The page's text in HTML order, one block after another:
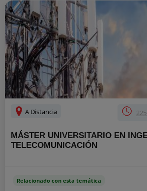
A Distancia
MÁSTER UNIVERSITARIO EN
TELECOMUNICACIÓN
Relacionado con esta temática